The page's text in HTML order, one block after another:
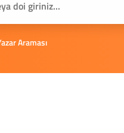
Araması